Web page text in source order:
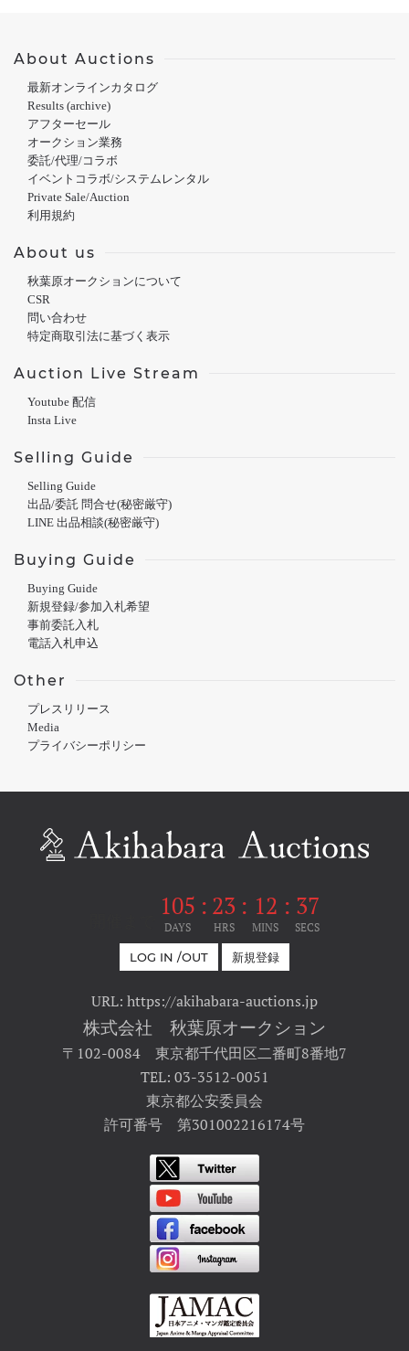
About Auctions
最新オンラインカタログ
Results (archive)
アフターセール
オークション業務
委託/代理/コラボ
イベントコラボ/システムレンタル
Private Sale/Auction
利用規約
About us
秋葉原オークションについて
CSR
問い合わせ
特定商取引法に基づく表示
Auction Live Stream
Youtube 配信
Insta Live
Selling Guide
Selling Guide
出品/委託 問合せ(秘密厳守)
LINE 出品相談(秘密厳守)
Buying Guide
Buying Guide
新規登録/参加入札希望
事前委託入札
電話入札申込
Other
プレスリリース
Media
プライバシーポリシー
105
DAYS
: 23
HRS
: 12
MINS
: 36
SECS
LOG IN /OUT 新規登録
URL: https://akihabara-auctions.jp
株式会社 秋葉原オークション
〒102-0084 東京都千代田区二番町8番地7
TEL: 03-3512-0051
東京都公安委員会
許可番号 第301002216174号